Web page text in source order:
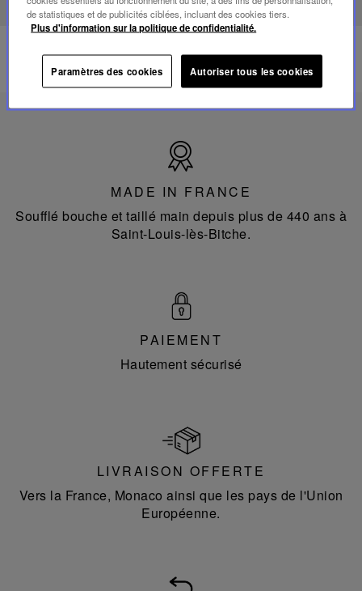
France
MADE IN FRANCE
Soufflé bouche et taillé main depuis plus de 440 ans à
Saint-Louis-lès-Bitche.
PAIEMENT
Hautement sécurisé
LIVRAISON OFFERTE
Vers la France, Monaco ainsi que les pays de l'Union
Européenne.
de statistiques et de publicités ciblées, incluant des cookies tiers.
Plus d'information sur la politique de confidentialité.
Paramètres des cookies Autoriser tous les cookies